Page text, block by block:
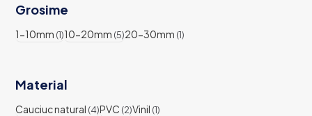
Grosime
1-10mm (1)10-20mm (5)20-30mm (1)
Material
Cauciuc natural (4)PVC (2)Vinil (1)